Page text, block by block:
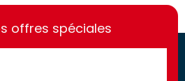
offres spéciales